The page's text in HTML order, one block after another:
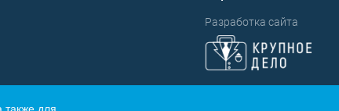
Разработка сайта
также для